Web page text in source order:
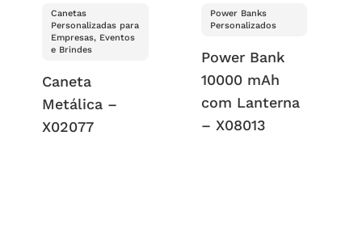
Canetas
Personalizadas para
Empresas, Eventos
e Brindes
Caneta
Metálica –
X02077
Power Banks
Personalizados
Power Bank
10000 mAh
com Lanterna
– X08013